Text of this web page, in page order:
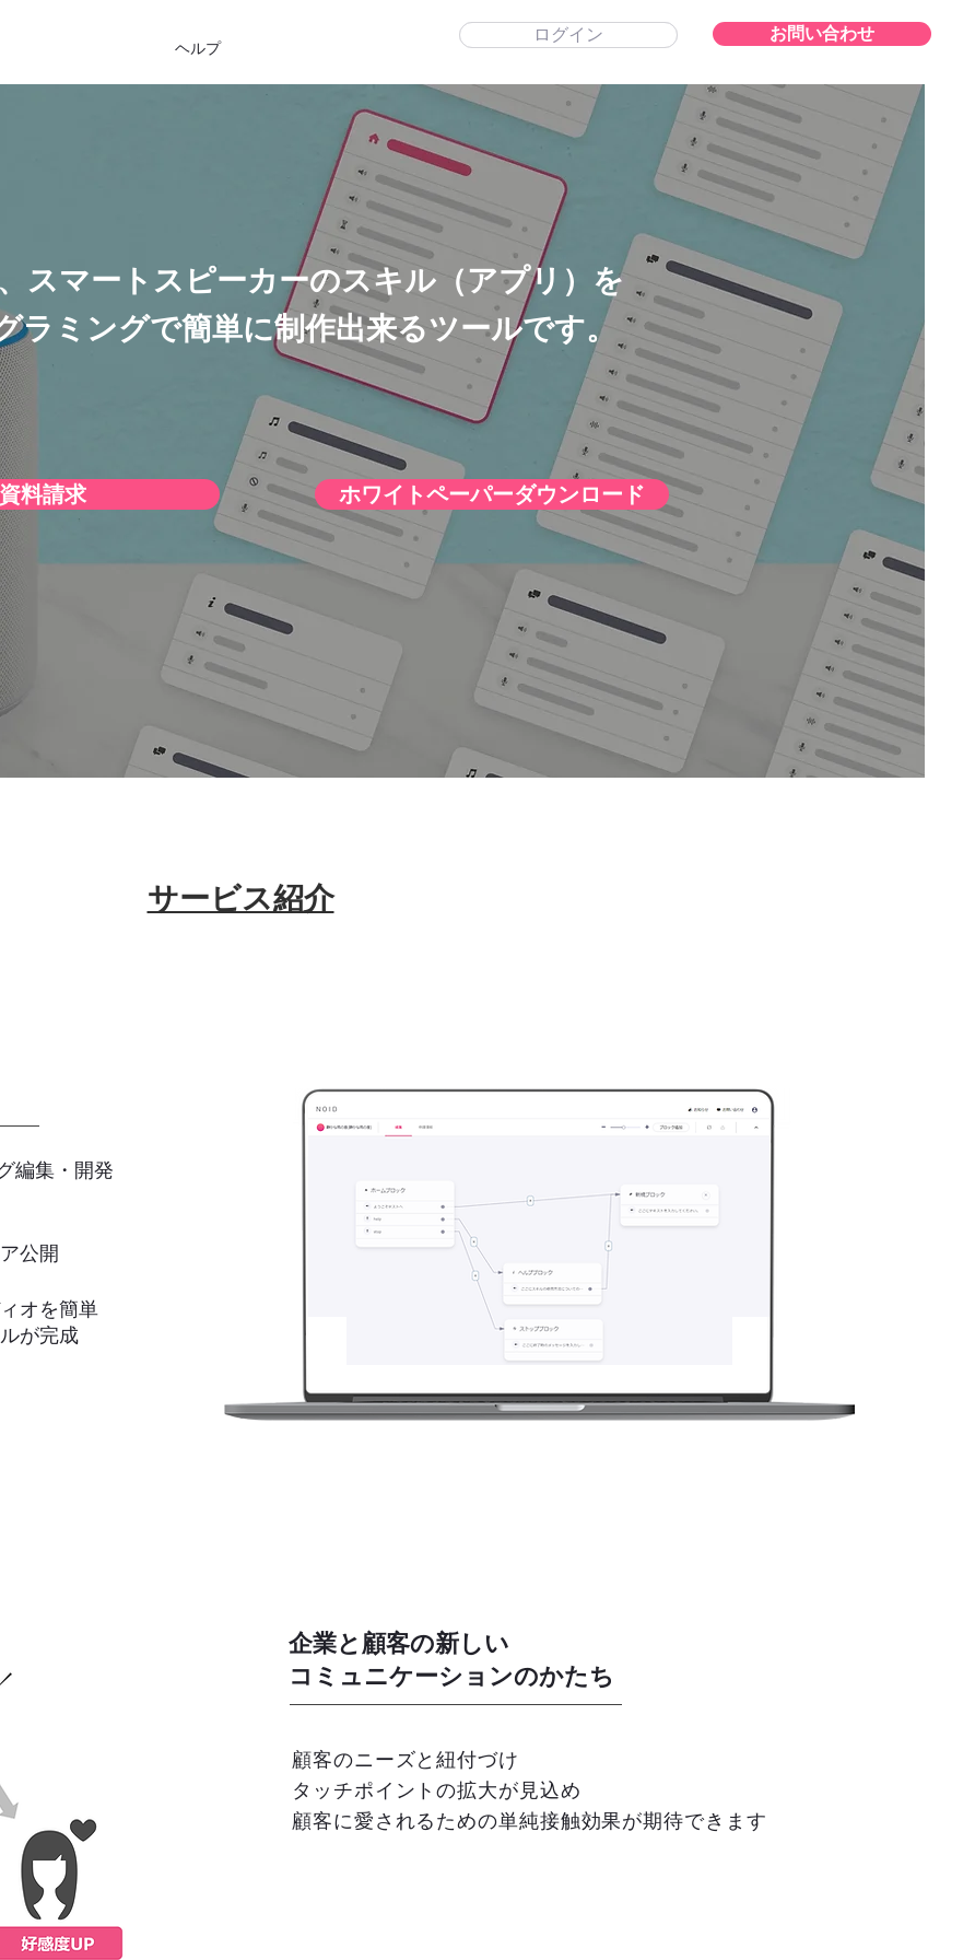
ヘルプ
お問い合わせ
ログイン
ログイン
資料請求 ホワイトペーパーダウンロード
スマートスピーカーのスキル（アプリ）を
ラミングで簡単に制作出来るツールです。
​サービス紹介
編集・開発
公開
オを簡単
が完成
企業と顧客の新しい
​コミュニケーションのかたち
顧客のニーズと紐付づけ
タッチポイントの拡大が見込め
​顧客に愛されるための単純接触効果が期待できます